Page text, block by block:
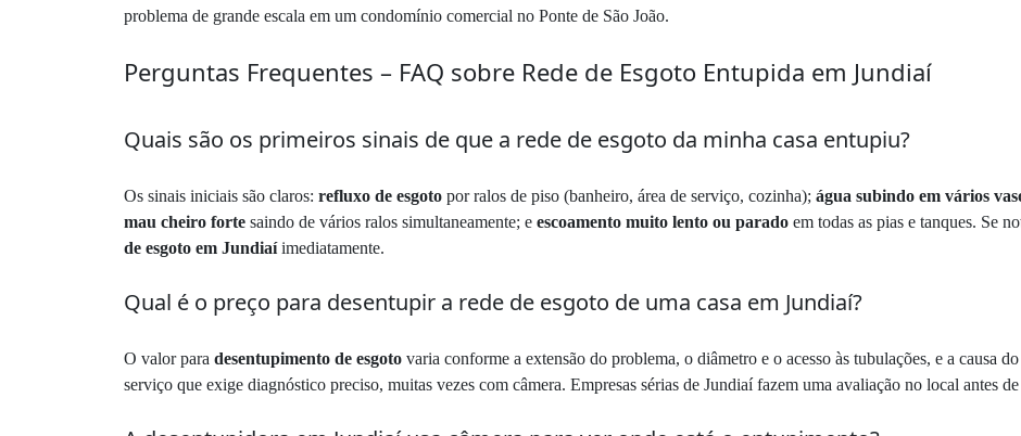
problema de grande escala em um condomínio comercial no Ponte de São João.
Perguntas Frequentes – FAQ sobre Rede de Esgoto Entupida em Jundiaí
Quais são os primeiros sinais de que a rede de esgoto da minha casa entupiu?
Os sinais iniciais são claros: refluxo de esgoto por ralos de piso (banheiro, área de serviço, cozinha); água subindo em vários
mau cheiro forte saindo de vários ralos simultaneamente; e escoamento muito lento ou parado em todas as pias e tanques. Se
de esgoto em Jundiaíimediatamente.
Qual é o preço para desentupir a rede de esgoto de uma casa em Jundiaí?
O valor para desentupimento de esgoto varia conforme a extensão do problema, o diâmetro e o acesso às tubulações, e a causa
serviço que exige diagnóstico preciso, muitas vezes com câmera. Empresas sérias de Jundiaí fazem uma avaliação no local antes